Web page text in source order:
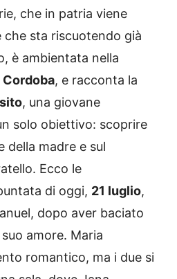
che in patria viene
che sta riscuotendo già
è ambientata nella
Cordoba, e racconta la
, una giovane
solo obiettivo: scoprire
della madre e sul
Ecco le
di oggi, 21 luglio,
dopo aver baciato
amore. Maria
romantico, ma i due si